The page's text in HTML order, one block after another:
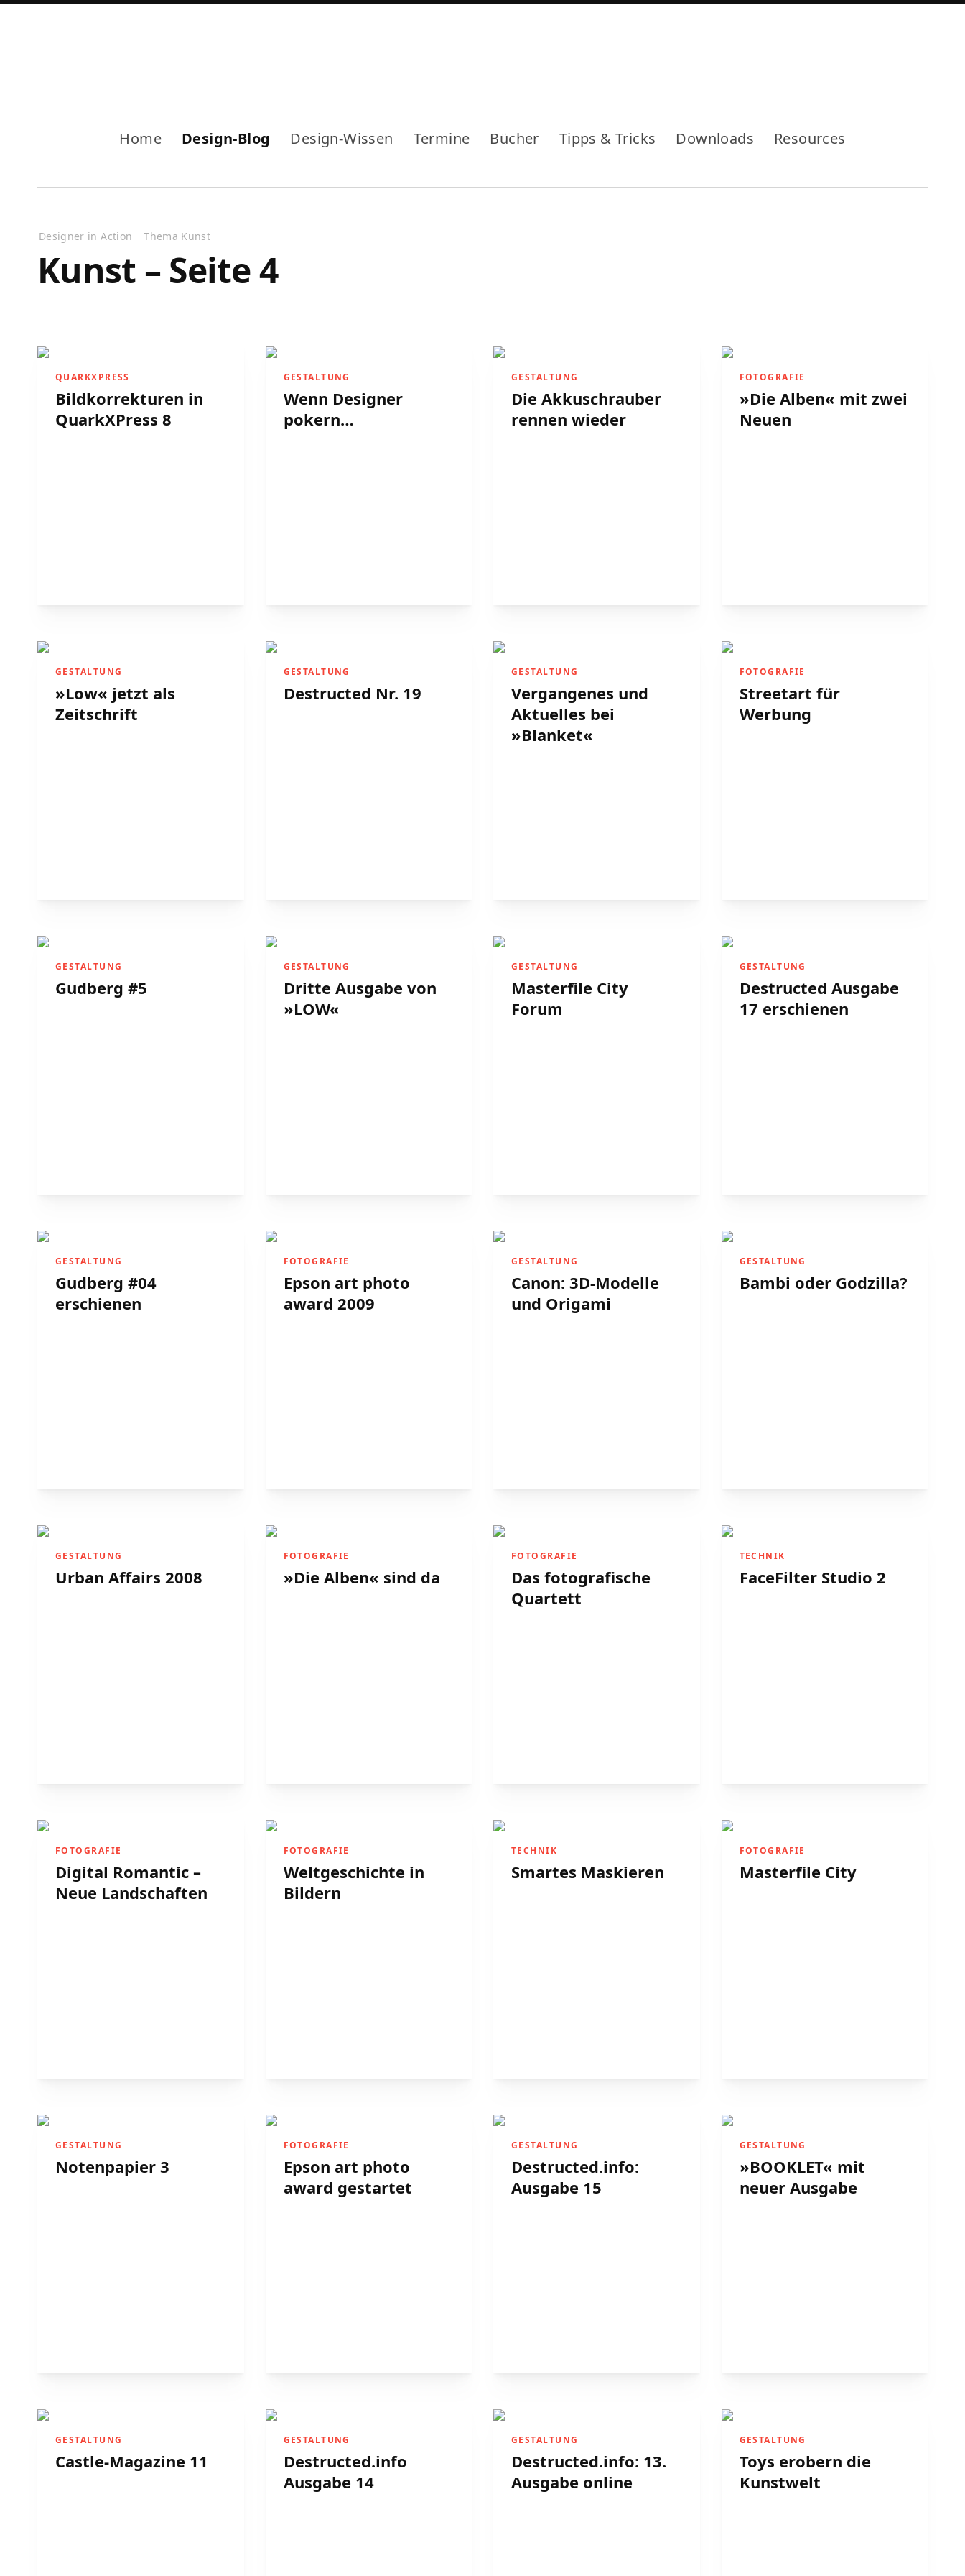
Home Design-Blog Design-Wissen Termine Bücher Tipps & Tricks Downloads Resources
Designer in Action Thema Kunst
Kunst – Seite 4
QUARKXPRESS
Bildkorrekturen in
QuarkXPress 8
GESTALTUNG
Wenn Designer
pokern…
GESTALTUNG
Die Akkuschrauber
rennen wieder
FOTOGRAFIE
»Die Alben« mit zwei
Neuen
GESTALTUNG
»Low« jetzt als
Zeitschrift
GESTALTUNG
Destructed Nr. 19
GESTALTUNG
Vergangenes und
Aktuelles bei
»Blanket«
FOTOGRAFIE
Streetart für
Werbung
GESTALTUNG
Gudberg #5
GESTALTUNG
Dritte Ausgabe von
»LOW«
GESTALTUNG
Masterfile City
Forum
GESTALTUNG
Destructed Ausgabe
17 erschienen
GESTALTUNG
Gudberg #04
erschienen
FOTOGRAFIE
Epson art photo
award 2009
GESTALTUNG
Canon: 3D-Modelle
und Origami
GESTALTUNG
Bambi oder Godzilla?
GESTALTUNG
Urban Affairs 2008
FOTOGRAFIE
»Die Alben« sind da
FOTOGRAFIE
Das fotografische
Quartett
TECHNIK
FaceFilter Studio 2
FOTOGRAFIE
Digital Romantic –
Neue Landschaften
FOTOGRAFIE
Weltgeschichte in
Bildern
TECHNIK
Smartes Maskieren
FOTOGRAFIE
Masterfile City
GESTALTUNG
Notenpapier 3
FOTOGRAFIE
Epson art photo
award gestartet
GESTALTUNG
Destructed.info:
Ausgabe 15
GESTALTUNG
»BOOKLET« mit
neuer Ausgabe
GESTALTUNG
Castle-Magazine 11
GESTALTUNG
Destructed.info
Ausgabe 14
GESTALTUNG
Destructed.info: 13.
Ausgabe online
GESTALTUNG
Toys erobern die
Kunstwelt